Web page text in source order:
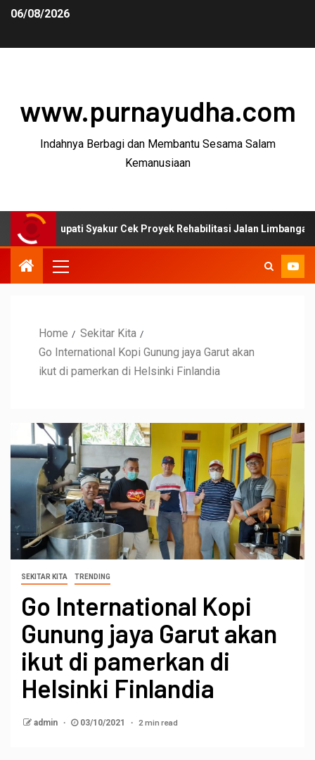
06/08/2026
www.purnayudha.com
Indahnya Berbagi dan Membantu Sesama Salam
Kemanusiaan
Syakur Cek Proyek Rehabilitasi Jalan Limbangan–Selaawi
Home
Sekitar Kita
Go International Kopi Gunung jaya Garut akan
ikut di pamerkan di Helsinki Finlandia
SEKITAR KITA TRENDING
Go International Kopi
Gunung jaya Garut akan
ikut di pamerkan di
Helsinki Finlandia
admin 03/10/2021 2 min read